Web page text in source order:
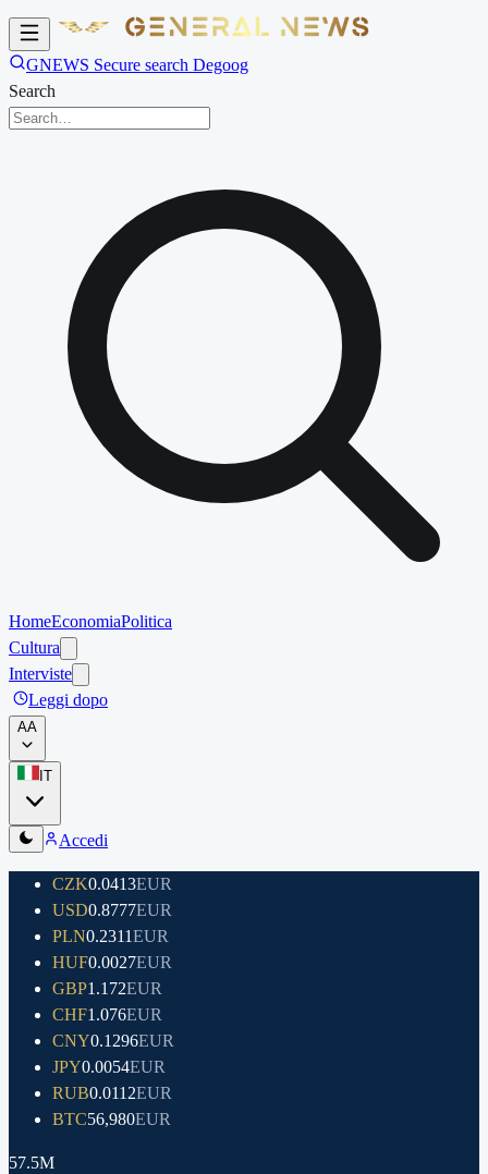
GNEWS Secure search Degoog
Search
HomeEconomiaPolitica
Cultura
Interviste
Leggi dopo
AA
IT
Accedi
CZK0.0413EUR
USD0.8777EUR
PLN0.2311EUR
HUF0.0027EUR
GBP1.172EUR
CHF1.076EUR
CNY0.1296EUR
JPY0.0054EUR
RUB0.0112EUR
BTC56,980EUR
57.5M